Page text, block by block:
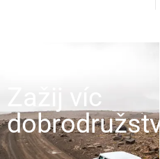
Zažij víc
dobrodružství